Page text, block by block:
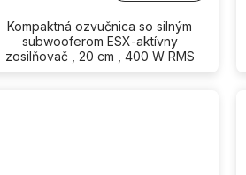
Kompaktná ozvučnica so silným
subwooferom ESX-aktívny
zosilňovač , 20 cm , 400 W RMS